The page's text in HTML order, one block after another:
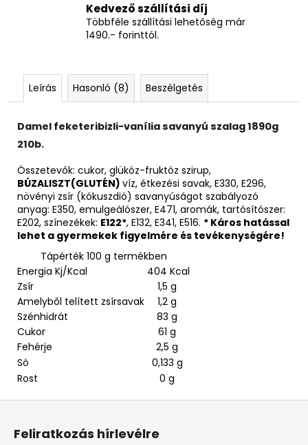
Kedvező szállítási díj
Többféle szállítási lehetőség már
1490.- forinttól.
Leírás Hasonló (8) Beszélgetés
Damel feketeribizli-vanília savanyú szalag 1890g
210b.
Összetevők: cukor, glükóz-fruktóz szirup,
BÚZALISZT(GLUTÉN) víz, étkezési savak, E330, E296,
növényi zsír (kókuszdió) savanyúságot szabályozó
anyag: E350, emulgeálószer, E471, aromák, tartósítószer:
E202, színezékek: E122­*, E132, E341, E516. * Káros hatással
lehet a gyermekek figyelmére és tevékenységére!
Tápérték 100 g termékben
Energia Kj/Kcal
404 Kcal
Zsír
1,5 g
Amelyből telített zsírsavak
1,2 g
Szénhidrát
83 g
Cukor
61 g
Fehérje
2,5 g
Só
0,133 g
Rost
0 g
Feliratkozás hírlevélre